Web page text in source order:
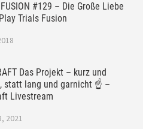
#129 – Die Große Liebe
Trials Fusion
Das Projekt – kurz und
statt lang und garnicht ☝ –
Livestream
2021